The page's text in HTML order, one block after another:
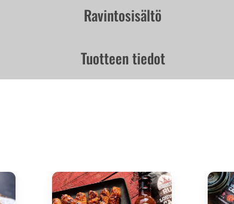
Ravintosisältö
Tuotteen tiedot